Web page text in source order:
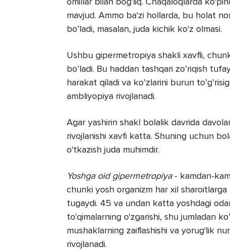
mavjud. Ammo ba'zi hollarda, bu holat
bo’ladi, masalan, juda kichik ko'z olmasi.
Ushbu gipermetropiya shakli xavfli,
bo’ladi. Bu haddan tashqari zo’riqish
harakat qiladi va ko’zlarini burun
ambliyopiya rivojlanadi.
Agar yashirin shakl bolalik davrida
rivojlanishi xavfi katta. Shuning uchun
o'tkazish juda muhimdir.
Yoshga oid gipermetropiya- kamdan-
chunki yosh organizm har xil
tugaydi. 45 va undan katta yoshdagi
to'qimalarning o'zgarishi, shu jumladan
mushaklarning zaiflashishi va yorug'lik
rivojlanadi.